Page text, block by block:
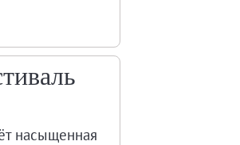
насыщенная